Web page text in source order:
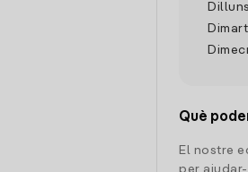
Dilluns
Què
El nostre
per